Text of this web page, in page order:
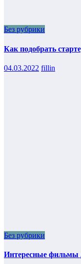
Без рубрики
Как подобрать
04.03.2022 fillin
Без рубрики
Интересные фильмы